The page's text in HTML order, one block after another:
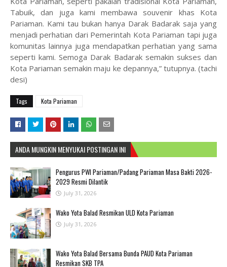
Tabuik, dan juga kami membawa souvenir khas Kota
Pariaman. Kami tau bukan hanya Darak Badarak saja yang
menjadi perhatian dari Pemerintah Kota Pariaman tapi juga
komunitas lainnya juga mendapatkan perhatian yang sama
seperti kami. Semoga Darak Badarak semakin sukses dan
Kota Pariaman semakin maju ke depannya,” tutupnya. (tachi
desi)
Tags Kota Pariaman
ANDA MUNGKIN MENYUKAI POSTINGAN INI
Pengurus PWI Pariaman/Padang Pariaman Masa Bakti 2026-
2029 Resmi Dilantik
July 31, 2026
Wako Yota Balad Resmikan ULD Kota Pariaman
July 31, 2026
Wako Yota Balad Bersama Bunda PAUD Kota Pariaman
Resmikan SKB TPA